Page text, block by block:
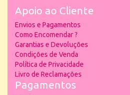
Apoio ao Cliente
Envios e Pagamentos
Como Encomendar ?
Garantias e Devoluções
Condições de Venda
Política de Privacidade
Livro de Reclamações
Pagamentos